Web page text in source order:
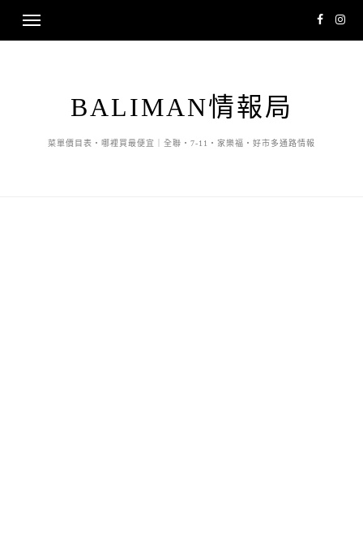
BALIMAN情報局
菜單價目表・哪裡買最便宜｜全聯・7-11・家樂福・好市多通路情報